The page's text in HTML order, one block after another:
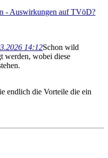
- Auswirkungen auf TVöD?
14:12Schon wild
werden, wobei diese
endlich die Vorteile die ein